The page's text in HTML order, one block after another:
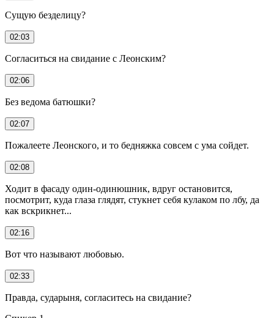
Сущую безделицу?
02:03
Согласиться на свидание с Леонским?
02:06
Без ведома батюшки?
02:07
Пожалеете Леонского, и то бедняжка совсем с ума сойдет.
02:08
Ходит в фасаду один-одинюшник, вдруг остановится,
посмотрит, куда глаза глядят, стукнет себя кулаком по лбу, да
как вскрикнет...
02:16
Вот что называют любовью.
02:33
Правда, сударыня, согласитесь на свидание?